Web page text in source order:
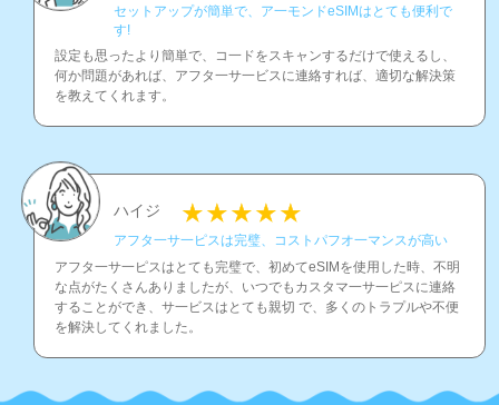
セットアップが簡単で、ア一モンドeSIMはとても便利で
す!
設定も思ったより簡単で、コ一ドをスキャンするだけで使えるし、
何か問題があれば、アフタ一サ一ビスに連絡すれば、適切な解決策
を教えてくれます。
ハイジ
アフタ一サ一ピスは完璧、コストパフオ一マンスが高い
アフタ一サ一ピスはとても完璧で、初めてeSIMを使用した時、不明
な点がたくさんありましたが、いつでもカスタマ一サ一ピスに連絡
することができ、サ一ビスはとても親切 で、多くのトラプルや不便
を解決してくれました。